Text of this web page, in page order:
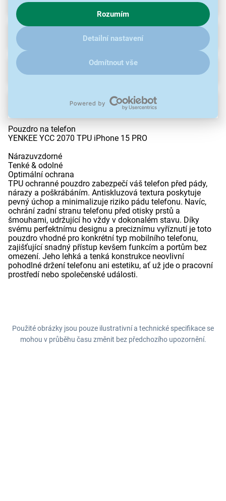
chování na webu pro zobrazení cílených reklam. Pokud vás
zajímají detaily, jak u nás s cookies a dalšími údaji pracujeme,
kliknětesem.
Rozumím
Detailní nastavení
Odmítnout vše
Popis
Pouzdro na telefon
YENKEE YCC 2070 TPU iPhone 15 PRO
Nárazuvzdorné
Tenké & odolné
Optimální ochrana
TPU ochranné pouzdro zabezpečí váš telefon před pády,
nárazy a poškrábáním. Antiskluzová textura poskytuje
pevný úchop a minimalizuje riziko pádu telefonu. Navíc,
ochrání zadní stranu telefonu před otisky prstů a
šmouhami, udržující ho vždy v dokonalém stavu. Díky
svému perfektnímu designu a preciznímu vyříznutí je toto
pouzdro vhodné pro konkrétní typ mobilního telefonu,
zajišťující snadný přístup kevšem funkcím a portům bez
omezení. Jeho lehká a tenká konstrukce neovlivní
pohodlné držení telefonu ani estetiku, ať už jde o pracovní
prostředí nebo společenské události.
Recenze
Použité obrázky jsou pouze ilustrativní a technické specifikace se
mohou v průběhu času změnit bez předchozího upozornění.